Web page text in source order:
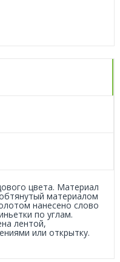
цвета. Материал
материалом
нанесено слово
по углам.
лентой,
или открытку.